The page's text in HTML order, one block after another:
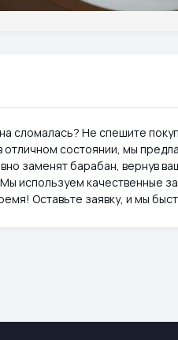
сломалась? Не спешите
отличном состоянии, мы
заменят барабан, вернув
используем качественные
Оставьте заявку, и мы